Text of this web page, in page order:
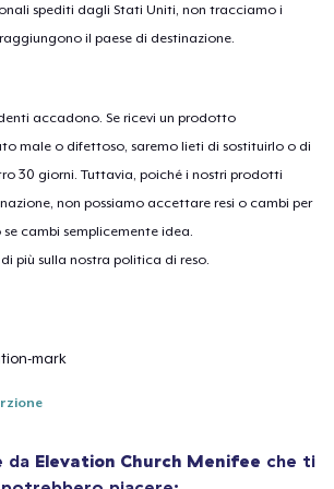
spediti dagli Stati Uniti, non tracciamo i
il paese di destinazione.
accadono. Se ricevi un prodotto
male o difettoso, saremo lieti di sostituirlo o di
30 giorni. Tuttavia, poiché i nostri prodotti
non possiamo accettare resi o cambi per
cambi semplicemente idea.
più sulla nostra politica di reso.
mark
da Elevation Church Menifee che ti